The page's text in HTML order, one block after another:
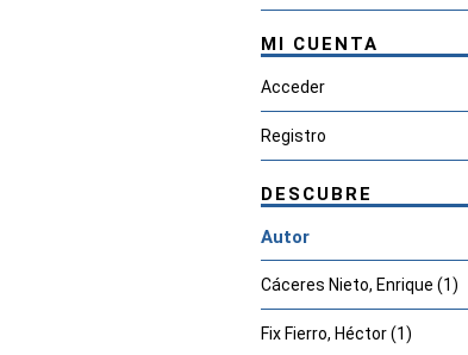
MI CUENTA
Acceder
Registro
DESCUBRE
Autor
Cáceres Nieto, Enrique (1)
Fix Fierro, Héctor (1)